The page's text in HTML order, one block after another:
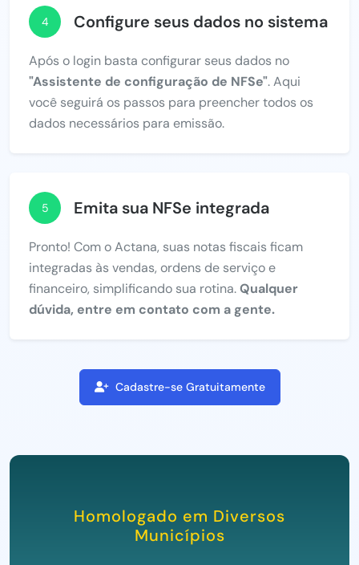
4 Configure seus dados no sistema
Após o login basta configurar seus dados no
"Assistente de configuração de NFSe". Aqui
você seguirá os passos para preencher todos os
dados necessários para emissão.
5 Emita sua NFSe integrada
Pronto! Com o Actana, suas notas fiscais ficam
integradas às vendas, ordens de serviço e
financeiro, simplificando sua rotina.Qualquer
dúvida, entre em contato com a gente.
Cadastre-se Gratuitamente
Homologado em Diversos
Municípios